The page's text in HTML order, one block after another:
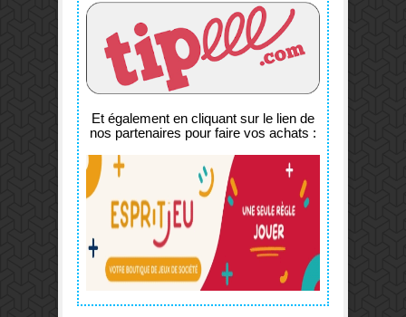
Et également en cliquant sur le lien de
nos partenaires pour faire vos achats :